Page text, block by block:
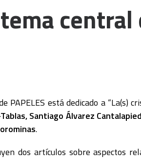
central
PAPELES está dedicado a “La(s)
Santiago Álvarez
.
dos artículos sobre aspectos